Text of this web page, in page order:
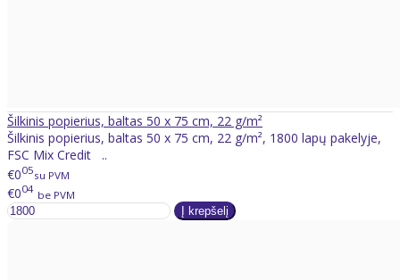
Šilkinis popierius, baltas 50 x 75 cm, 22 g/m²
Šilkinis popierius, baltas 50 x 75 cm, 22 g/m², 1800 lapų pakelyje,
FSC Mix Credit ..
€005su PVM
€004 be PVM